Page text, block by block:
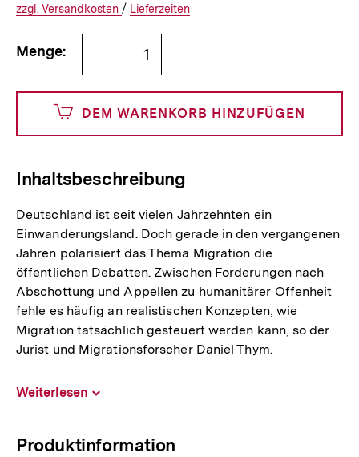
€
und
500
Cents
Versandkosten
Interner
Informationen
den
zzgl. zuzüglichen
Versandkosten / Interner
Informationen
Lieferzeiten
Bestellmenge
angeben
Menge:
DEM WARENKORB HINZUFÜGEN
Inhaltsbeschreibung
Deutschland ist seit vielen Jahrzehnten ein
Einwanderungsland. Doch gerade in den vergangenen
Jahren polarisiert das Thema Migration die
öffentlichen Debatten. Zwischen Forderungen nach
Abschottung und Appellen zu humanitärer Offenheit
fehle es häufig an realistischen Konzepten, wie
Migration tatsächlich gesteuert werden kann, so der
Jurist und Migrationsforscher Daniel Thym.
Weiterlesen
Produktinformation